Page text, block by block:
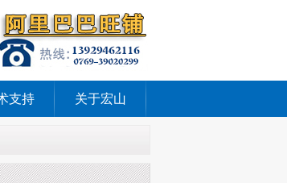
支持 关于宏山